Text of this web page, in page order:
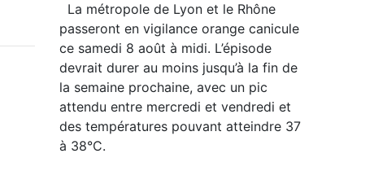
La métropole de Lyon et le Rhône
passeront en vigilance orange canicule
ce samedi 8 août à midi. L’épisode
devrait durer au moins jusqu’à la fin de
la semaine prochaine, avec un pic
attendu entre mercredi et vendredi et
des températures pouvant atteindre 37
à 38°C.